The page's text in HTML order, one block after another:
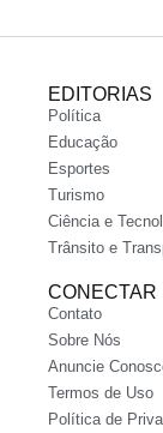
EDITORIAS
Política
Educação
Esportes
Turismo
Ciência e
Trânsito e
CONECTAR
Contato
Sobre Nós
Anuncie
Termos de Uso
Política de